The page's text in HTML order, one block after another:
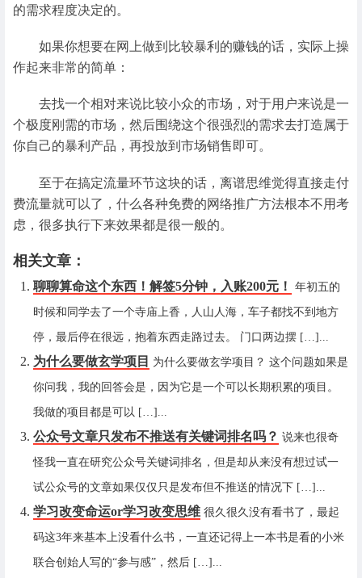
的需求程度决定的。
如果你想要在网上做到比较暴利的赚钱的话，实际上操
作起来非常的简单：
去找一个相对来说比较小众的市场，对于用户来说是一
个极度刚需的市场，然后围绕这个很强烈的需求去打造属于
你自己的暴利产品，再投放到市场销售即可。
至于在搞定流量环节这块的话，离谱思维觉得直接走付
费流量就可以了，什么各种免费的网络推广方法根本不用考
虑，很多执行下来效果都是很一般的。
相关文章：
聊聊算命这个东西！解签5分钟，入账200元！ 年初五的
时候和同学去了一个寺庙上香，人山人海，车子都找不到地方
停，最后停在很远，抱着东西走路过去。 门口两边摆 […]...
为什么要做玄学项目 为什么要做玄学项目？ 这个问题如果是
你问我，我的回答会是，因为它是一个可以长期积累的项目。
我做的项目都是可以 […]...
公众号文章只发布不推送有关键词排名吗？ 说来也很奇
怪我一直在研究公众号关键词排名，但是却从来没有想过试一
试公众号的文章如果仅仅只是发布但不推送的情况下 […]...
学习改变命运or学习改变思维 很久很久没有看书了，最起
码这3年来基本上没看什么书，一直还记得上一本书是看的小米
联合创始人写的“参与感”，然后 […]...